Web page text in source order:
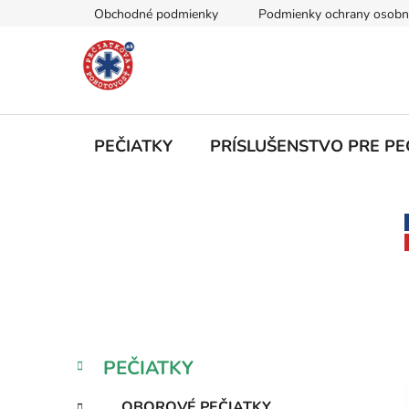
Obchodné podmienky Podmienky ochrany
PEČIATKY PRÍSLUŠENSTVO PRE
n
e
Preskočiť
kategórie
K
a
PEČIATKY